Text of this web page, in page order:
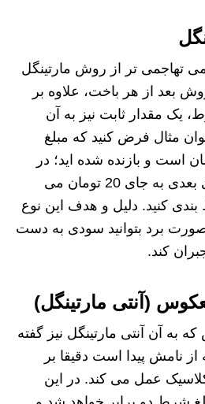
تهاجمی تر از روش مارتینگل
بعد از هر باخت، علاوه بر
یک مقدار ثابت نیز به آن
مثال فرض کنید که مبلغ
تومان است و بازنده شده اید؛ در
این زمان در شرط بندی بعدی به جای 20 تومان می
شرط بندی کنید. دلیل و هدف این نوع
برد بتوانید سودی به دست
کند.
(آنتی مارتینگل)
به آن آنتی مارتینگل نیز گفته
نامش پیدا است دقیقا بر
عمل می کند. در این